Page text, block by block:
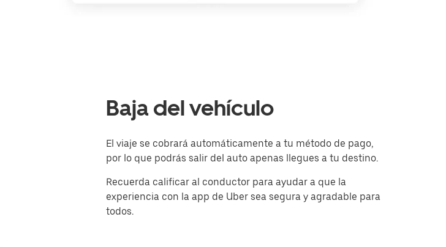
Baja del vehículo
El viaje se cobrará automáticamente a tu método de pago,
por lo que podrás salir del auto apenas llegues a tu destino.
Recuerda calificar al conductor para ayudar a que la
experiencia con la app de Uber sea segura y agradable para
todos.